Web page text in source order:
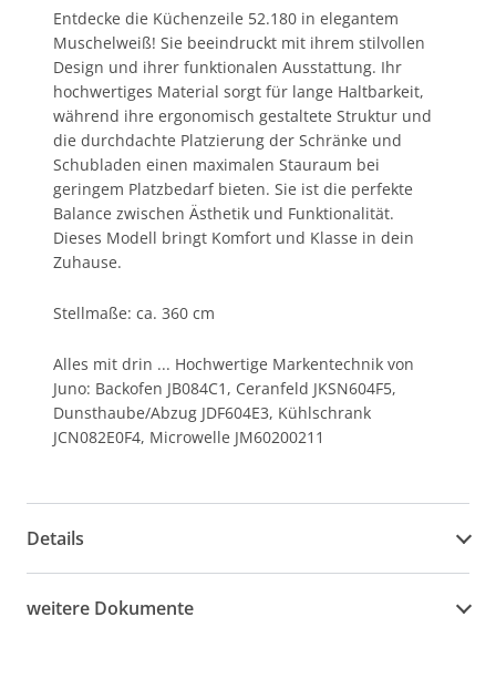
Entdecke die Küchenzeile 52.180 in elegantem
Muschelweiß! Sie beeindruckt mit ihrem stilvollen
Design und ihrer funktionalen Ausstattung. Ihr
hochwertiges Material sorgt für lange Haltbarkeit,
während ihre ergonomisch gestaltete Struktur und
die durchdachte Platzierung der Schränke und
Schubladen einen maximalen Stauraum bei
geringem Platzbedarf bieten. Sie ist die perfekte
Balance zwischen Ästhetik und Funktionalität.
Dieses Modell bringt Komfort und Klasse in dein
Zuhause.
Stellmaße: ca. 360 cm
Alles mit drin ... Hochwertige Markentechnik von
Juno: Backofen JB084C1, Ceranfeld JKSN604F5,
Dunsthaube/Abzug JDF604E3, Kühlschrank
JCN082E0F4, Microwelle JM60200211
Details
weitere Dokumente